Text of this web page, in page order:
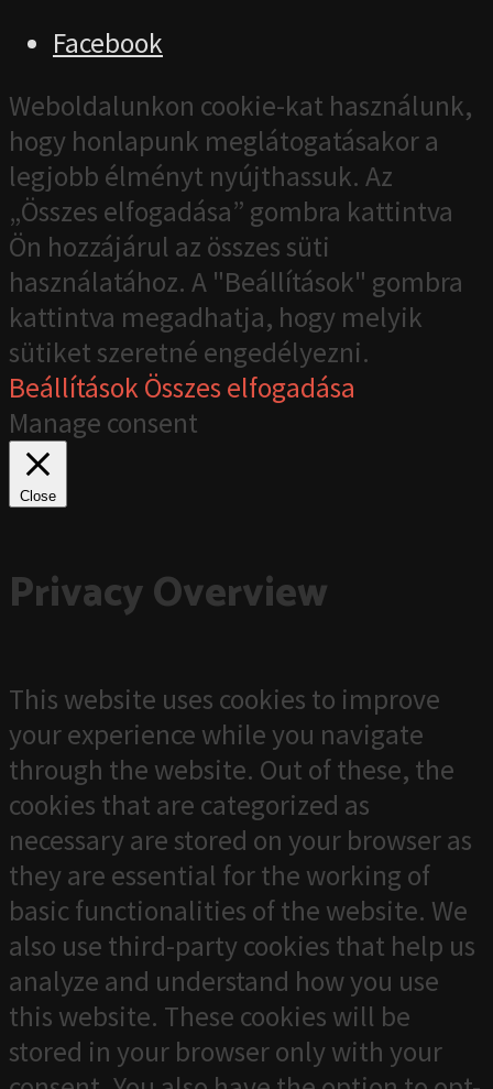
Facebook
Weboldalunkon cookie-kat használunk,
hogy honlapunk meglátogatásakor a
legjobb élményt nyújthassuk. Az
„Összes elfogadása” gombra kattintva
Ön hozzájárul az összes süti
használatához. A "Beállítások" gombra
kattintva megadhatja, hogy melyik
sütiket szeretné engedélyezni.
BeállításokÖsszes elfogadása
Manage consent
Close
Privacy Overview
This website uses cookies to improve
your experience while you navigate
through the website. Out of these, the
cookies that are categorized as
necessary are stored on your browser as
they are essential for the working of
basic functionalities of the website. We
also use third-party cookies that help us
analyze and understand how you use
this website. These cookies will be
stored in your browser only with your